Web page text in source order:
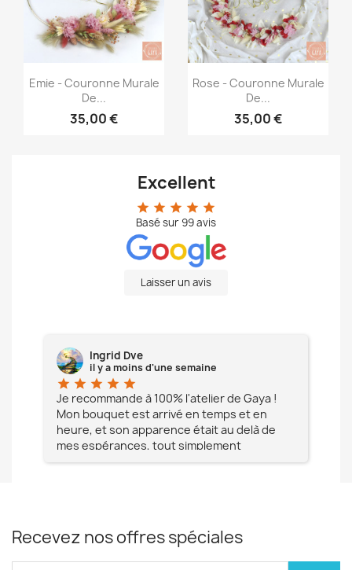
 Aperçu rapide
Emie - Couronne Murale
De...
35,00 €
 Aperçu rapide
Rose - Couronne Murale
De...
35,00 €
Excellent
star star star star star
Basé sur 99avis
Laisser un avis
Ingrid Dve
il y a moins d'une semaine
star star star star star
Je recommande à 100% l'atelier de Gaya !
Mon bouquet est arrivé en temps et en
heure, et son apparence était au delà de
mes espérances, tout simplement
Recevez nos offres spéciales